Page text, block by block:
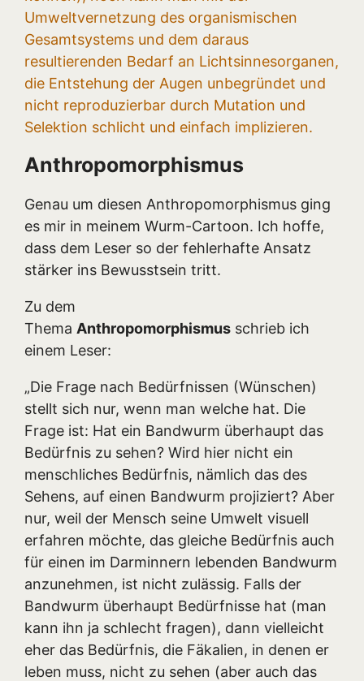
Umweltvernetzung des organismischen
Gesamtsystems und dem daraus
resultierenden Bedarf an Lichtsinnesorganen,
die Entstehung der Augen unbegründet und
nicht reproduzierbar durch Mutation und
Selektion schlicht und einfach implizieren.
Anthropomorphismus
Genau um diesen Anthropomorphismus ging
es mir in meinem Wurm-Cartoon. Ich hoffe,
dass dem Leser so der fehlerhafte Ansatz
stärker ins Bewusstsein tritt.
Zu dem
Thema Anthropomorphismus schrieb ich
einem Leser:
„Die Frage nach Bedürfnissen (Wünschen)
stellt sich nur, wenn man welche hat. Die
Frage ist: Hat ein Bandwurm überhaupt das
Bedürfnis zu sehen? Wird hier nicht ein
menschliches Bedürfnis, nämlich das des
Sehens, auf einen Bandwurm projiziert? Aber
nur, weil der Mensch seine Umwelt visuell
erfahren möchte, das gleiche Bedürfnis auch
für einen im Darminnern lebenden Bandwurm
anzunehmen, ist nicht zulässig. Falls der
Bandwurm überhaupt Bedürfnisse hat (man
kann ihn ja schlecht fragen), dann vielleicht
eher das Bedürfnis, die Fäkalien, in denen er
leben muss, nicht zu sehen (aber auch das